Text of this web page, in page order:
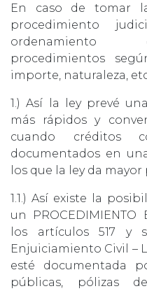
En caso de tomar
procedimiento
ordenamiento
procedimientos
importe, naturaleza,
1.) Así la ley prevé
más rápidos y
cuando créditos
documentados en
los que la ley da
1.1.) Así existe la
un PROCEDIMIENTO
los artículos 517 y
Enjuiciamiento Civil –
esté documentada
públicas, pólizas